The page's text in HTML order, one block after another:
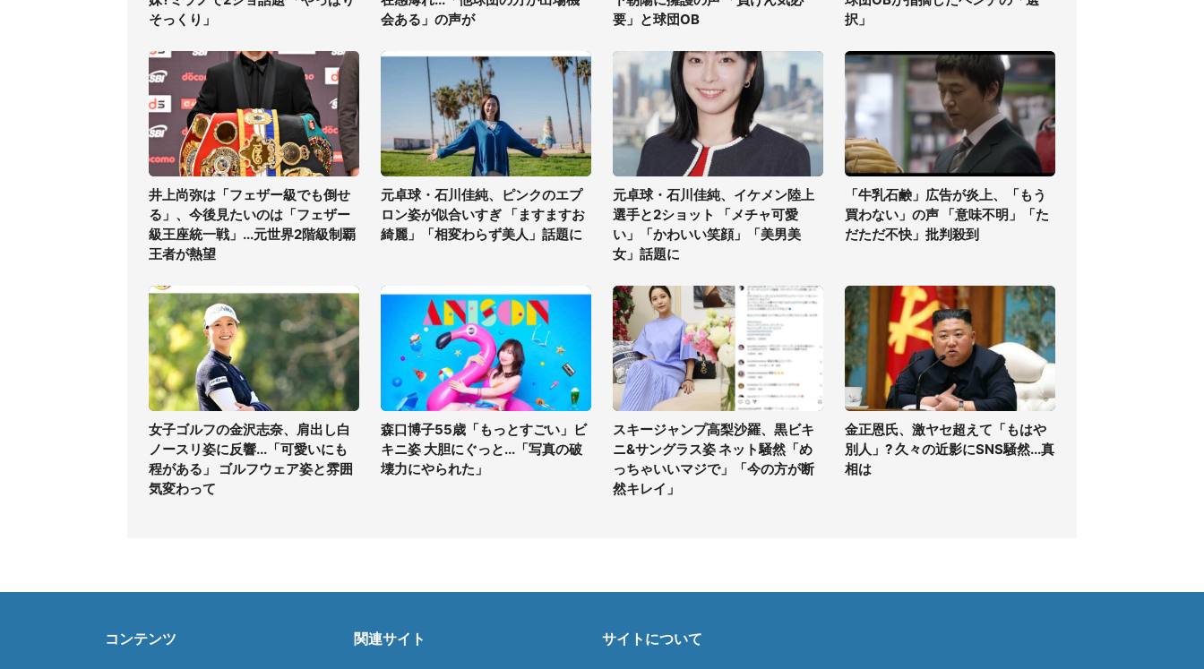
そっくり」
会ある」の声が
要」と球団OB
択」
井上尚弥は「フェザー級でも倒せ
る」、今後見たいのは「フェザー
級王座統一戦」...元世界2階級制覇
王者が熱望
元卓球・石川佳純、ピンクのエプ
ロン姿が似合いすぎ 「ますますお
綺麗」「相変わらず美人」話題に
元卓球・石川佳純、イケメン陸上
選手と2ショット 「メチャ可愛
い」「かわいい笑顔」「美男美
女」話題に
「牛乳石鹸」広告が炎上、「もう
買わない」の声 「意味不明」「た
だただ不快」批判殺到
女子ゴルフの金沢志奈、肩出し白
ノースリ姿に反響...「可愛いにも
程がある」 ゴルフウェア姿と雰囲
気変わって
森口博子55歳「もっとすごい」ビ
キニ姿 大胆にぐっと...「写真の破
壊力にやられた」
スキージャンプ高梨沙羅、黒ビキ
ニ&サングラス姿 ネット騒然「め
っちゃいいマジで」「今の方が断
然キレイ」
金正恩氏、激ヤセ超えて「もはや
別人」? 久々の近影にSNS騒然...真
相は
コンテンツ 関連サイト サイトについて